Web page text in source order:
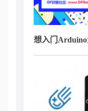
想入门Arduino